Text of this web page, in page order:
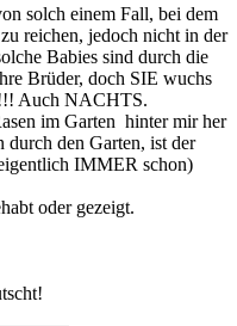
solch einem Fall, bei dem
reichen, jedoch nicht in der
Babies sind durch die
Brüder, doch SIE wuchs
Auch NACHTS.
im Garten hinter mir her
den Garten, ist der
IMMER schon)
oder gezeigt.